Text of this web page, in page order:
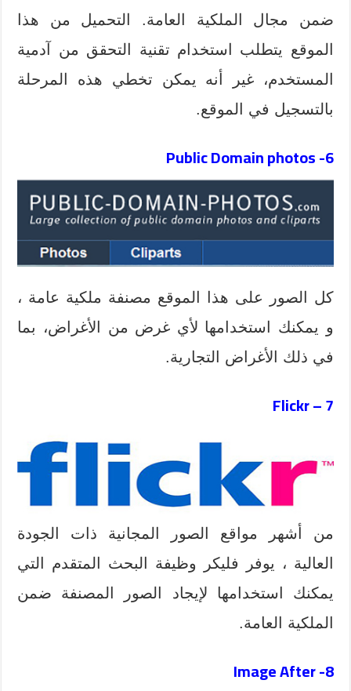
ضمن مجال الملكية العامة. التحميل من هذا
الموقع يتطلب استخدام تقنية التحقق من آدمية
المستخدم، غير أنه يمكن تخطي هذه المرحلة
بالتسجيل في الموقع.
6-
Public Domain photos
كل الصور على هذا الموقع مصنفة ملكية عامة ،
و يمكنك استخدامها لأي غرض من الأغراض، بما
في ذلك الأغراض التجارية.
7 –
Flickr
من أشهر مواقع الصور المجانية ذات الجودة
العالية ، يوفر فليكر وظيفة البحث المتقدم
التي
يمكنك استخدامها
لإيجاد الصور
المصنفة ضمن
الملكية العامة.
8-
Image After